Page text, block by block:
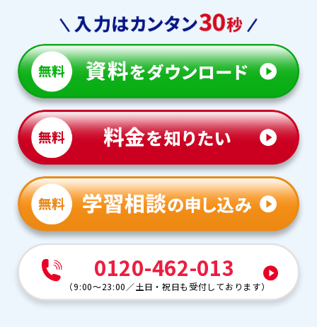
0120-462-013
（9:00～23:00 ／土日・祝日も受付しております）